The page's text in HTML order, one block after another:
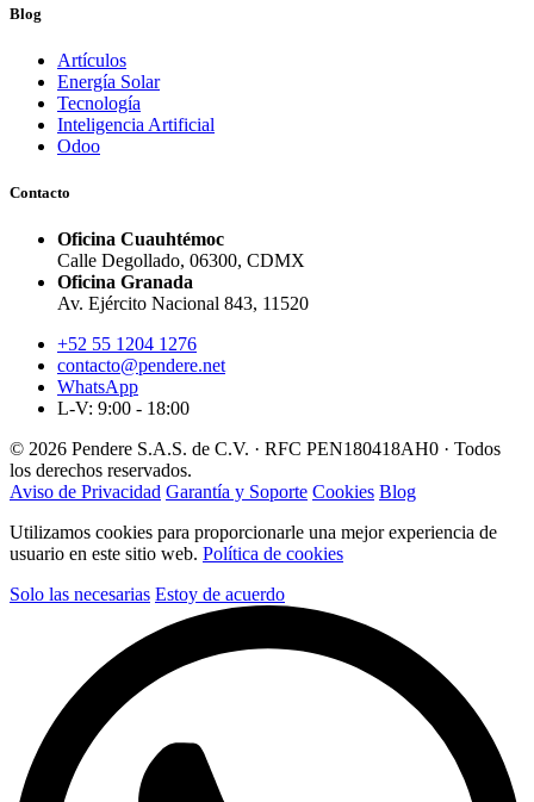
Blog
Artículos
Energía Solar
Tecnología
Inteligencia Artificial
Odoo
Contacto
Oficina Cuauhtémoc
Calle Degollado, 06300, CDMX
Oficina Granada
Av. Ejército Nacional 843, 11520
+52 55 1204 1276
contacto@pendere.net
WhatsApp
L-V: 9:00 - 18:00
© 2026 Pendere S.A.S. de C.V. · RFC PEN180418AH0 · Todos
los derechos reservados.
Aviso de Privacidad Garantía y Soporte Cookies Blog
Utilizamos cookies para proporcionarle una mejor experiencia de
usuario en este sitio web. Política de cookies
Solo las necesarias Estoy de acuerdo